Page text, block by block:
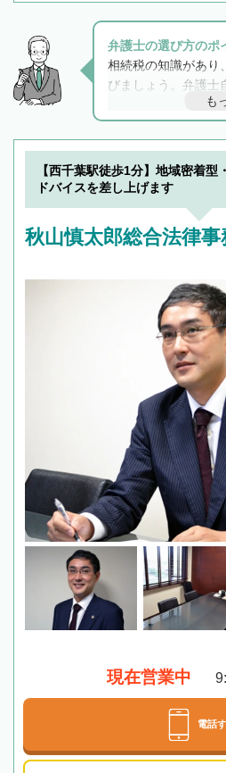
弁護士の選び方のポ
相続税の知識があり
びましょう。弁護士
と他士業との連携も
解決のみならず相続
できます。また、相
でフィーリングも重
で複数の弁護士と会
も
【西千葉駅徒歩1分】地域密着
ドバイスを差し上げます
秋山慎太郎総合法律事
現在営業中
電話